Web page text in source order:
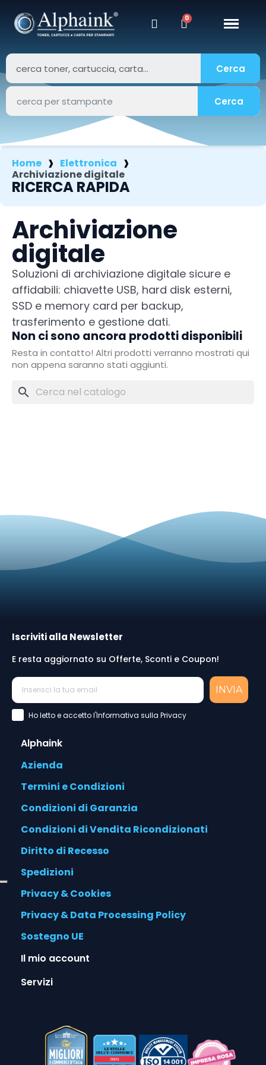
Cerca
Cerca
Home
Elettronica
Archiviazione digitale
RICERCA RAPIDA
Archiviazione
digitale
Soluzioni di archiviazione digitale sicure e
affidabili: chiavette USB, hard disk esterni,
SSD e memory card per backup,
trasferimento e gestione dati.
Non ci sono ancora prodotti disponibili
Resta in contatto! Altri prodotti verranno mostrati qui
non appena saranno stati aggiunti.
search
Iscriviti alla Newsletter
E resta aggiornato su Offerte, Sconti e Coupon!
INVIA
Accettazione Privacy Policy
Ho letto e accetto l'Informativa sulla Privacy
Alphaink
Azienda
Termini e Condizioni
Condizioni di Garanzia
Condizioni di Vendita Ricondizionati
Diritto di Recesso
Spedizioni
Privacy & Cookies
Privacy & Data Processing Policy
Sostegno UE
Il mio account
Servizi